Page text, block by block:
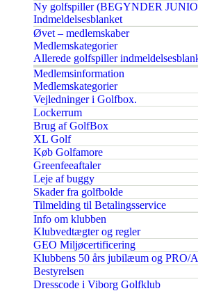
Ny golfspiller (BEGYNDER
Indmeldelsesblanket
Øvet – medlemskaber
Medlemskategorier
Allerede golfspiller
Medlemsinformation
Medlemskategorier
Vejledninger i Golfbox.
Lockerrum
Brug af GolfBox
XL Golf
Køb Golfamore
Greenfeeaftaler
Leje af buggy
Skader fra golfbolde
Tilmelding til Betalingsservice
Info om klubben
Klubvedtægter og regler
GEO Miljøcertificering
Klubbens 50 års jubilæum og PRO/
Bestyrelsen
Dresscode i Viborg Golfklub